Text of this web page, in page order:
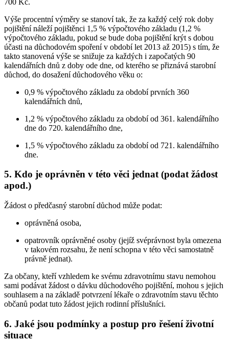
Výše procentní výměry se stanoví tak, že za každý celý rok doby
pojištění náleží pojištěnci 1,5 % výpočtového základu (1,2 %
výpočtového základu, pokud se bude doba pojištění krýt s dobou
účasti na důchodovém spoření v období let 2013 až 2015) s tím, že
takto stanovená výše se snižuje za každých i započatých 90
kalendářních dnů z doby ode dne, od kterého se přiznává starobní
důchod, do dosažení důchodového věku o:
0,9 % výpočtového základu za období prvních 360
kalendářních dnů,
1,2 % výpočtového základu za období od 361. kalendářního
dne do 720. kalendářního dne,
1,5 % výpočtového základu za období od 721. kalendářního
dne.
5. Kdo je oprávněn v této věci jednat (podat žádost
apod.)
Žádost o předčasný starobní důchod může podat:
oprávněná osoba,
opatrovník oprávněné osoby (jejíž svéprávnost byla omezena
v takovém rozsahu, že není schopna v této věci samostatně
právně jednat).
Za občany, kteří vzhledem ke svému zdravotnímu stavu nemohou
sami podávat žádost o dávku důchodového pojištění, mohou s jejich
souhlasem a na základě potvrzení lékaře o zdravotním stavu těchto
občanů podat tuto žádost jejich rodinní příslušníci.
6. Jaké jsou podmínky a postup pro řešení životní
situace